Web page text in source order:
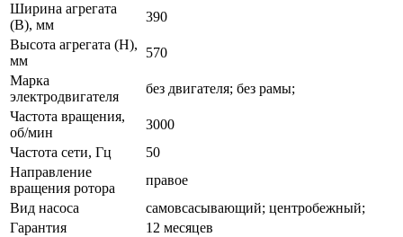
Ширина агрегата
(B), мм
390
Высота агрегата (H),
мм
570
Марка
электродвигателя
без двигателя; без рамы;
Частота вращения,
об/мин
3000
Частота сети, Гц
50
Направление
вращения ротора
правое
Вид насоса
самовсасывающий; центробежный;
Гарантия
12 месяцев